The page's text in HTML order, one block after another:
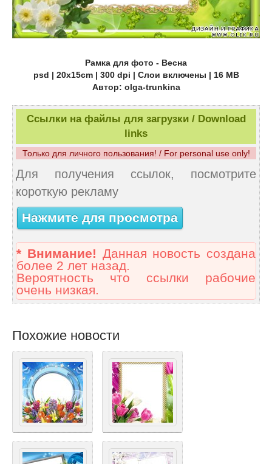
Рамка для фото - Весна
psd | 20х15cm | 300 dpi | Слои включены | 16 MB
Автор: olga-trunkina
Ссылки на файлы для загрузки / Download
links
Только для личного пользования! / For personal use only!
Для получения ссылок, посмотрите
короткую рекламу
Нажмите для просмотра
* Внимание! Данная новость создана
более 2 лет назад.
Вероятность что ссылки рабочие
очень низкая.
Похожие новости